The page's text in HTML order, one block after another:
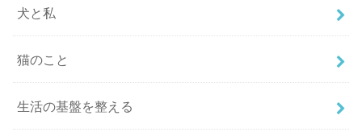
犬と私
猫のこと
生活の基盤を整える